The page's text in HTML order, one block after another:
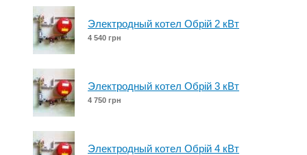
Электродный котел Обрій 2 кВт
4 540 грн
Электродный котел Обрій 3 кВт
4 750 грн
Электродный котел Обрій 4 кВт